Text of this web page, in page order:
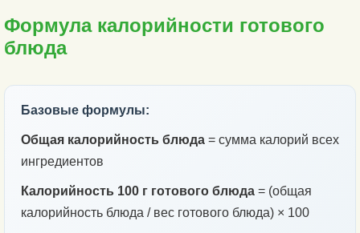
Формула калорийности готового
блюда
Базовые формулы:
Общая калорийность блюда = сумма калорий всех
ингредиентов
Калорийность 100 г готового блюда = (общая
калорийность блюда / вес готового блюда) × 100